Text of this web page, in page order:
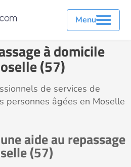
Menu
à domicile
(57)
de services de
personnes âgées en Moselle
aide au repassage
(57)